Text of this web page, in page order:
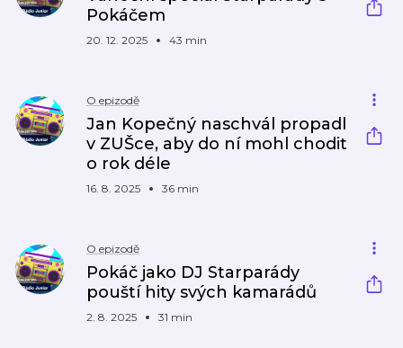
Pokáčem
20. 12. 2025 43 min
O epizodě
Jan Kopečný naschvál propadl
v ZUŠce, aby do ní mohl chodit
o rok déle
16. 8. 2025 36 min
O epizodě
Pokáč jako DJ Starparády
pouští hity svých kamarádů
2. 8. 2025 31 min